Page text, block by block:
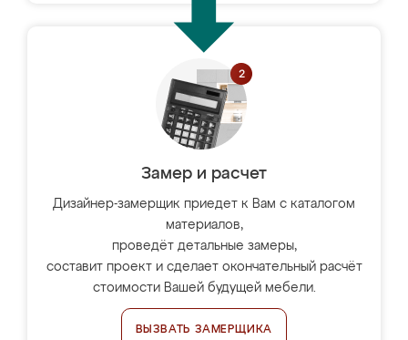
Замер и расчет
Дизайнер-замерщик приедет к Вам с каталогом
материалов,
проведёт детальные замеры,
составит проект и сделает окончательный расчёт
стоимости Вашей будущей мебели.
ВЫЗВАТЬ ЗАМЕРЩИКА